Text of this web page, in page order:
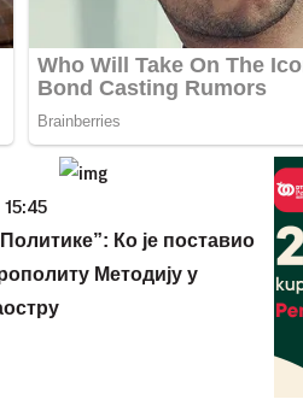
Ко је поставио
Методију у